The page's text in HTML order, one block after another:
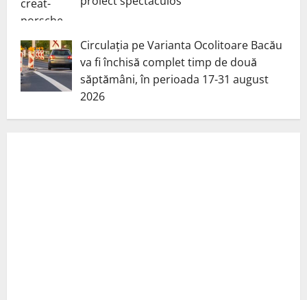
Circulația pe Varianta Ocolitoare Bacău
va fi închisă complet timp de două
săptămâni, în perioada 17-31 august
2026